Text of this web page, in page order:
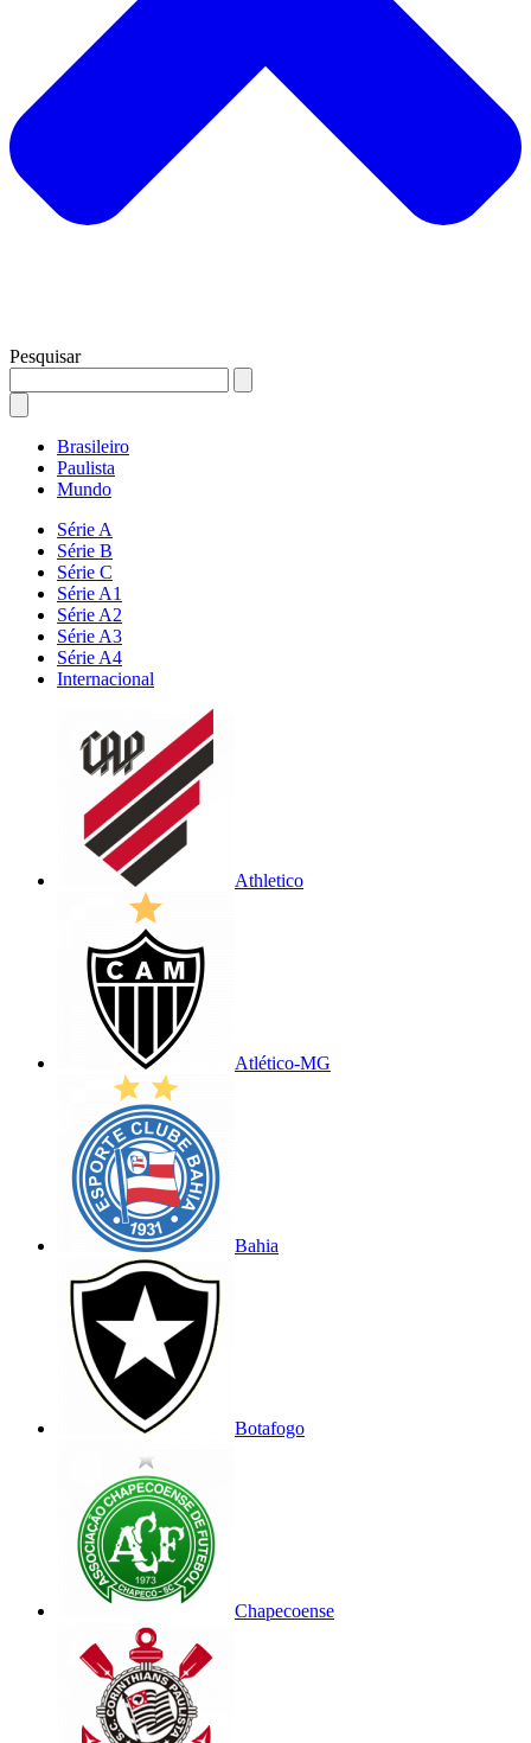
Pesquisar
Brasileiro
Paulista
Mundo
Série A
Série B
Série C
Série A1
Série A2
Série A3
Série A4
Internacional
Athletico
Atlético-MG
Bahia
Botafogo
Chapecoense